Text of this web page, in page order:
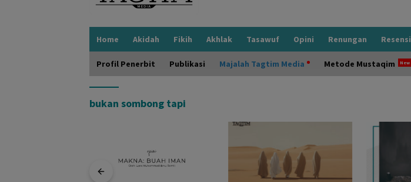
Home Akidah Fikih Akhlak Tasawuf Opini Renungan Resensi
Profil Penerbit Publikasi Majalah Tagtim Media Metode Mustaqim
bukan sombong tapi